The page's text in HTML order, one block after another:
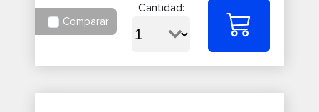
Comparar
Cantidad: